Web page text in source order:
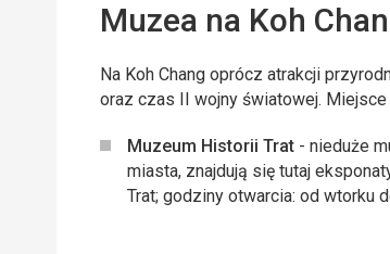
Muzea na Koh
Na Koh Chang oprócz atrakcji
oraz czas II wojny światowej.
Muzeum Historii Trat - nieduże
miasta, znajdują się tutaj
Trat; godziny otwarcia: od wtorku